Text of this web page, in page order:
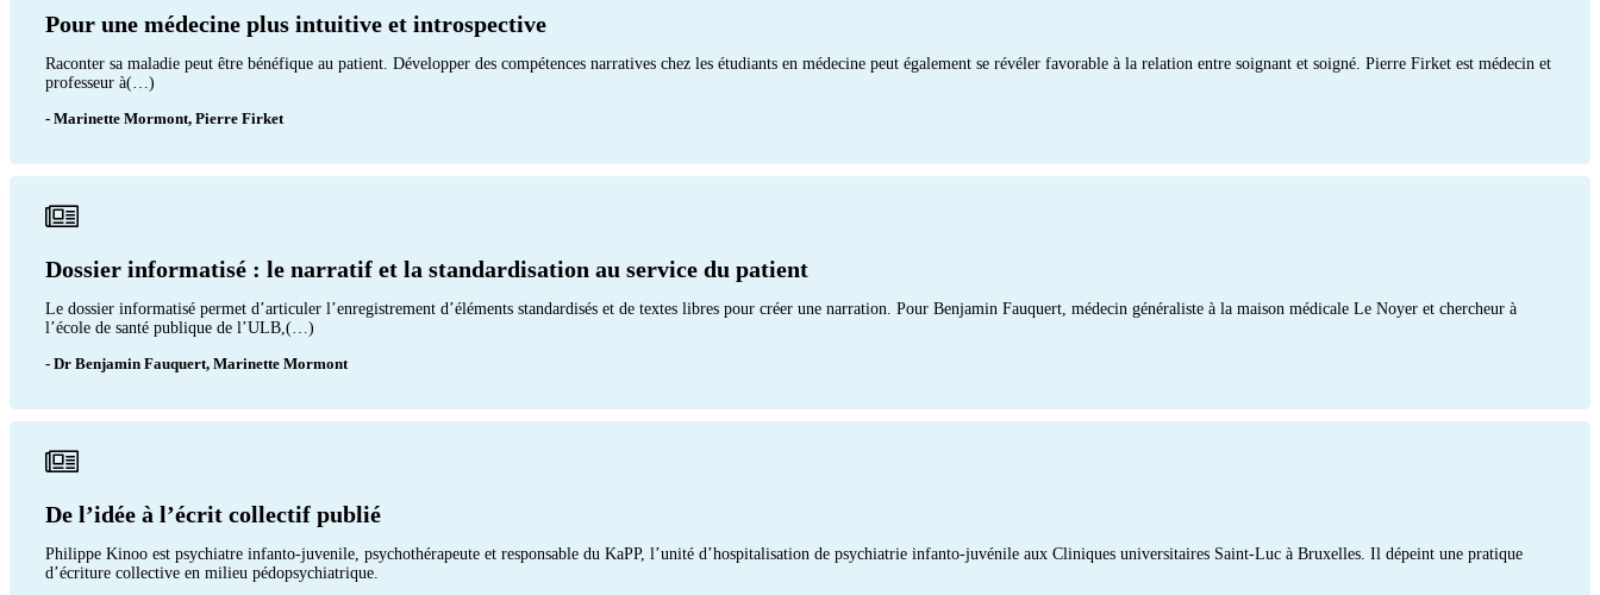
Pour une médecine plus intuitive et introspective
Raconter sa maladie peut être bénéfique au patient. Développer des compétences narratives chez les étudiants en médecine peut également se révéler favorable à la relation entre soignant et soigné. Pierre Firket est médecin et
professeur à(…)
- Marinette Mormont, Pierre Firket
Dossier informatisé : le narratif et la standardisation au service du patient
Le dossier informatisé permet d’articuler l’enregistrement d’éléments standardisés et de textes libres pour créer une narration. Pour Benjamin Fauquert, médecin généraliste à la maison médicale Le Noyer et chercheur à
l’école de santé publique de l’ULB,(…)
- Dr Benjamin Fauquert, Marinette Mormont
De l’idée à l’écrit collectif publié
Philippe Kinoo est psychiatre infanto-juvenile, psychothérapeute et responsable du KaPP, l’unité d’hospitalisation de psychiatrie infanto-juvénile aux Cliniques universitaires Saint-Luc à Bruxelles. Il dépeint une pratique
d’écriture collective en milieu pédopsychiatrique.